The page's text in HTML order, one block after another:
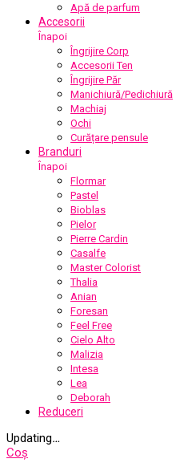
Apă de parfum
Accesorii
Înapoi
Îngrijire Corp
Accesorii Ten
Îngrijire Păr
Manichiură/Pedichiură
Machiaj
Ochi
Curățare pensule
Branduri
Înapoi
Flormar
Pastel
Bioblas
Pielor
Pierre Cardin
Casalfe
Master Colorist
Thalia
Anian
Foresan
Feel Free
Cielo Alto
Malizia
Intesa
Lea
Deborah
Reduceri
Updating…
Coș